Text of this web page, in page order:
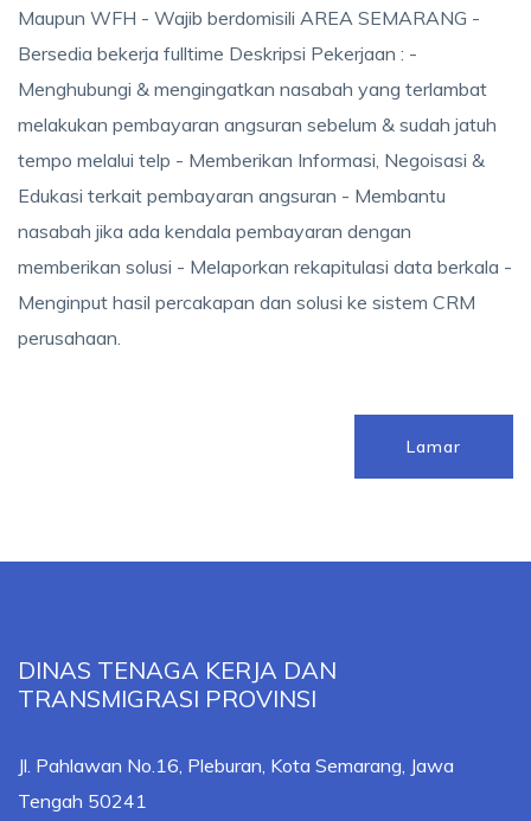
Maupun WFH - Wajib berdomisili AREA SEMARANG -
Bersedia bekerja fulltime Deskripsi Pekerjaan : -
Menghubungi & mengingatkan nasabah yang terlambat
melakukan pembayaran angsuran sebelum & sudah jatuh
tempo melalui telp - Memberikan Informasi, Negoisasi &
Edukasi terkait pembayaran angsuran - Membantu
nasabah jika ada kendala pembayaran dengan
memberikan solusi - Melaporkan rekapitulasi data berkala -
Menginput hasil percakapan dan solusi ke sistem CRM
perusahaan.
Lamar
DINAS TENAGA KERJA DAN
TRANSMIGRASI PROVINSI
Jl. Pahlawan No.16, Pleburan, Kota Semarang, Jawa
Tengah 50241